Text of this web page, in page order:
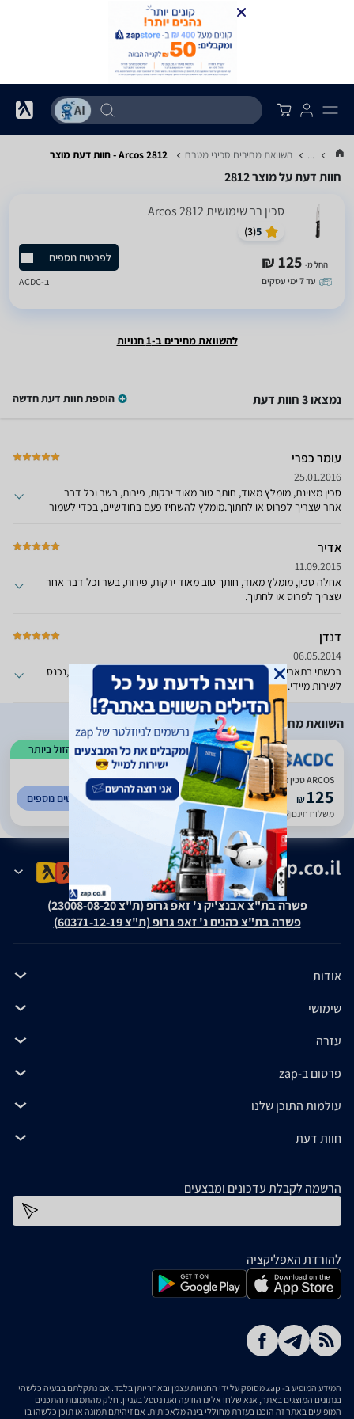
... השוואת מחירים סכיני מטבח Arcos 2812 - חוות דעת מוצר
חוות דעת על מוצר 2812
‏סכין רב שימושית 2812 Arcos
5
(
3
)
החל מ- 125 ₪
עד 7 ימי עסקים
לפרטים נוספים
ב-ACDC
להשוואת מחירים ב-1 חנויות
נמצאו 3 חוות דעת הוספת חוות דעת חדשה
עומר כפרי
25.01.2016
סכין מצוינת, מומלץ מאוד, חותך טוב מאוד ירקות, פירות, בשר וכל דבר
אחר שצריך לפרוס או לחתוך.מומלץ להשחיז פעם בחודשיים, בכדי לשמור
אדיר
11.09.2015
אחלה סכין, מומלץ מאוד, חותך טוב מאוד ירקות, פירות, בשר וכל דבר אחר
שצריך לפרוס או לחתוך.
דנדן
06.05.2014
רכשתי בתאריך 12/03/14סכין ארקוס דגם 2812.מוצר מצויין ומקצועי ,נכנס
לשירות מיידי.הייתי קונה את כל הסדרה לו יכולתי.
השוואת מחירים
הזול ביותר
5
(
67
ARCOS סכין מטבח 13 סמ ידית בקלית דגם 2812
₪125
משלוח חינם עד 7 ימי עסקים
לפרטים נוספים
פשרה בת"צ אבנצ'יק נ' זאפ גרופ (ת"צ 23008-08-20)
פשרה בת"צ כהנים נ' זאפ גרופ (ת"צ 60371-12-19)
אודות
שימושי
עזרה
פרסום ב-zap
עולמות התוכן שלנו
חוות דעת
הרשמה לקבלת עדכונים ומבצעים
להורדת האפליקציה
המידע המופיע ב- zap מסופק על ידי החנויות עצמן ובאחריותן בלבד. אם נתקלתם בבעיה כלשהי
בנתונים המוצגים באתר, אנא שלחו אלינו הודעה ואנו נטפל בעניין. חלק מהתמונות והתכנים
המופיעים באתר זה הוכנו בעזרת מחוללי בינה מלאכותית. אם זיהיתם תמונה או תוכן כלשהו בו